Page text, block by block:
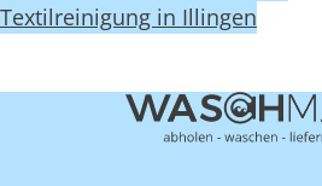
Textilreinigung in Illingen